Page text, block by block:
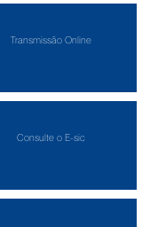
Transmissão Online
Consulte o E-sic